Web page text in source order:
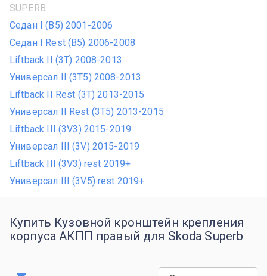
SUPERB
Седан I (B5) 2001-2006
Седан I Rest (B5) 2006-2008
Liftback II (3T) 2008-2013
Универсал II (3T5) 2008-2013
Liftback II Rest (3T) 2013-2015
Универсал II Rest (3T5) 2013-2015
Liftback III (3V3) 2015-2019
Универсал III (3V) 2015-2019
Liftback III (3V3) rest 2019+
Универсал III (3V5) rest 2019+
Купить Кузовной кронштейн крепления
корпуса АКПП правый для Skoda Superb